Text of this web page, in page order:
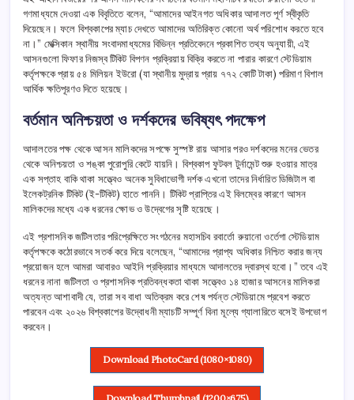
গণমাধ্যমে দেওয়া এক বিবৃতিতে বলেন, “আমাদের আইনগত অধিকার আদালত পূর্ণ স্বীকৃতি
দিয়েছেন। ফলে বিশ্বকাপের ম্যাচ দেখতে আমাদের অতিরিক্ত কোনো অর্থ পরিশোধ করতে হবে
না।” মেক্সিকান স্থানীয় সংবাদমাধ্যমের বিভিন্ন প্রতিবেদনে প্রকাশিত তথ্য অনুযায়ী, এই
আসনগুলো ফিফার নিজস্ব টিকিট বিপণন প্রক্রিয়ায় বিক্রি করতে না পারার কারণে স্টেডিয়াম
কর্তৃপক্ষকে প্রায় ৫৪ মিলিয়ন ইউরো (যা স্থানীয় মুদ্রায় প্রায় ৭৭২ কোটি টাকা) পরিমাণ বিশাল
আর্থিক ক্ষতিপূরণও দিতে হয়েছে।
বর্তমান অনিশ্চয়তা ও দর্শকদের ভবিষ্যৎ পদক্ষেপ
আদালতের পক্ষ থেকে আসন মালিকদের সপক্ষে সুস্পষ্ট রায় আসার পরও দর্শকদের মনের ভেতর
থেকে অনিশ্চয়তা ও শঙ্কা পুরোপুরি কেটে যায়নি। বিশ্বকাপ ফুটবল টুর্নামেন্ট শুরু হওয়ার মাত্র
এক সপ্তাহ বাকি থাকা সত্ত্বেও অনেক সুবিধাভোগী দর্শক এখনো তাদের নির্ধারিত ডিজিটাল বা
ইলেকট্রনিক টিকিট (ই-টিকিট) হাতে পাননি। টিকিট প্রাপ্তির এই বিলম্বের কারণে আসন
মালিকদের মধ্যে এক ধরনের ক্ষোভ ও উদ্বেগের সৃষ্টি হয়েছে।
এই প্রশাসনিক জটিলতার পরিপ্রেক্ষিতে সংগঠনের মহাসচিব রবার্তো রুয়ানো ওর্তেগা স্টেডিয়াম
কর্তৃপক্ষকে কঠোরভাবে সতর্ক করে দিয়ে বলেছেন, “আমাদের প্রাপ্য অধিকার নিশ্চিত করার জন্য
প্রয়োজন হলে আমরা আবারও আইনি প্রক্রিয়ার মাধ্যমে আদালতের দ্বারস্থ হবো।” তবে এই
ধরনের নানা জটিলতা ও প্রশাসনিক প্রতিবন্ধকতা থাকা সত্ত্বেও ১৪ হাজার আসনের মালিকরা
অত্যন্ত আশাবাদী যে, তারা সব বাধা অতিক্রম করে শেষ পর্যন্ত স্টেডিয়ামে প্রবেশ করতে
পারবেন এবং ২০২৬ বিশ্বকাপের উদ্বোধনী ম্যাচটি সম্পূর্ণ বিনা মূল্যে গ্যালারিতে বসেই উপভোগ
করবেন।
Download PhotoCard (1080×1080)